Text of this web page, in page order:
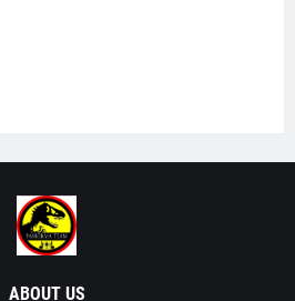
ABOUT US